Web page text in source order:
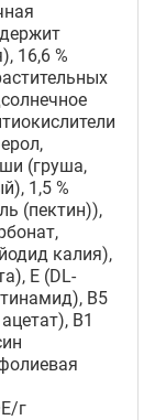
16,6 %
(груша,
1,5 %
(пектин)),
калия),
E (DL-
B5
В1
г